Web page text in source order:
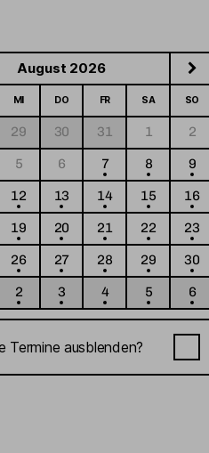
August 2026
MI DO FR SA SO
29 30 31 1
2
5 6 7 8
9
12 13 14 15
16
19 20 21 22
23
26 27 28 29
30
2 3 4 5 6
Termine ausblenden?